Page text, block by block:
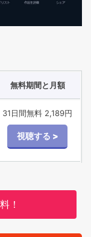
無料期間と月額
31日間無料 2,189円
！